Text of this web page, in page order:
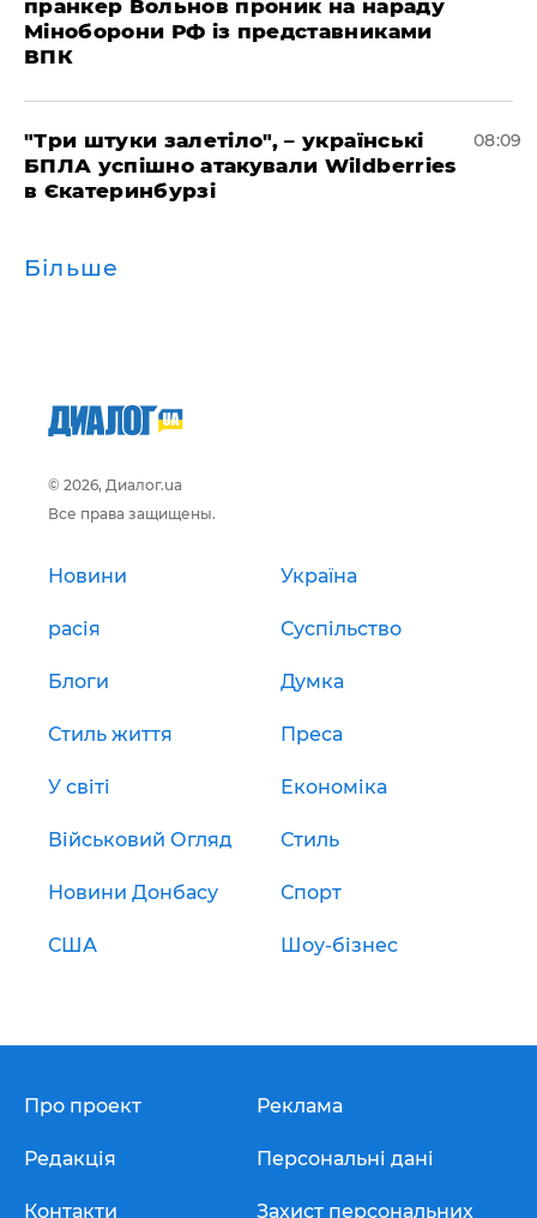
пранкер Вольнов проник на нараду
Міноборони РФ із представниками
ВПК
"Три штуки залетіло", – українські
БПЛА успішно атакували Wildberries
в Єкатеринбурзі
08:09
Більше
© 2026, Диалог.ua
Все права защищены.
Новини Україна
расія Суспільство
Блоги Думка
Стиль життя Преса
У світі Економіка
Військовий Огляд Стиль
Новини Донбасу Спорт
США Шоу-бізнес
Про проект
Редакція
Контакти
Реклама
Персональні дані
Захист персональних